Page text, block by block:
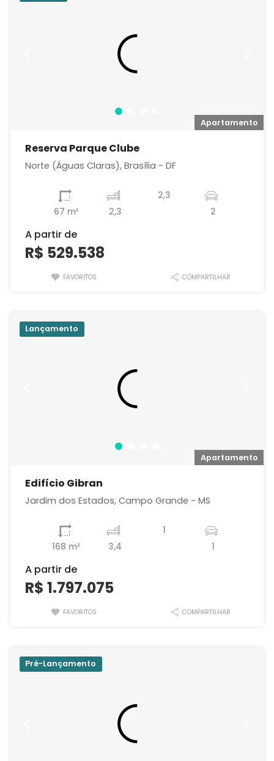
Apartamento
Reserva Parque Clube
Norte (Águas Claras), Brasília - DF
67 m² 2,3
2,3
2
A partir de
R$ 529.538
FAVORITOS COMPARTILHAR
Apartamento
Lançamento
Edifício Gibran
Jardim dos Estados, Campo Grande - MS
168 m² 3,4
1
1
A partir de
R$ 1.797.075
FAVORITOS COMPARTILHAR
Pré-Lançamento